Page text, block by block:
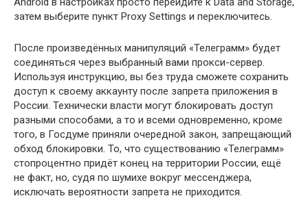
затем выберите пункт Proxy Settings и переключитесь.
После произведённых манипуляций «Телеграмм» будет
соединяться через выбранный вами прокси-сервер.
Используя инструкцию, вы без труда сможете сохранить
доступ к своему аккаунту после запрета приложения в
России. Технически власти могут блокировать доступ
разными способами, а то и всеми одновременно, кроме
того, в Госдуме приняли очередной закон, запрещающий
обход блокировки. То, что существованию «Телеграмм»
стопроцентно придёт конец на территории России, ещё
не факт, но, судя по шумихе вокруг мессенджера,
исключать вероятности запрета не приходится.